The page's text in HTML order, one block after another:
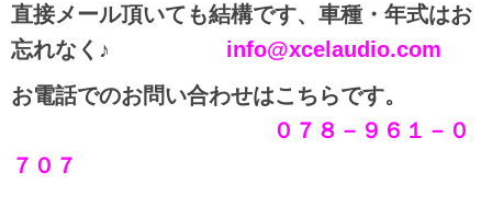
直接メール頂いても結構です、車種・年式はお
忘れなく♪
info@xcelaudio.com
お電話でのお問い合わせはこちらです。
０７８－９６１－０
７０７